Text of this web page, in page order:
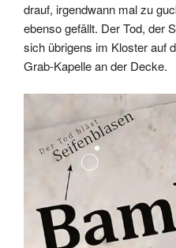
drauf, irgendwann mal zu
ebenso gefällt. Der Tod, der
sich übrigens im Kloster auf
Grab-Kapelle an der Decke.